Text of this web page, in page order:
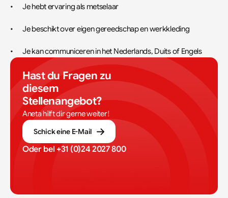
•	Je hebt ervaring als metselaar
•	Je beschikt over eigen gereedschap en werkkleding
•	Je kan communiceren in het Nederlands, Duits of Engels
Hast du Fragen zu
diesem
Stellenangebot?
Aneta hilft dir gerne weiter!
Schick eine E-Mail
Oder bel +31 (0)24 2027 800